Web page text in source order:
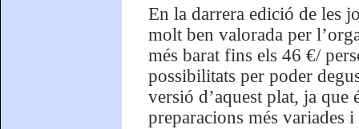
En la darrera edició de les
molt ben valorada per
més barat fins els 46 €/
possibilitats per poder
versió d’aquest plat, ja que
preparacions més variades